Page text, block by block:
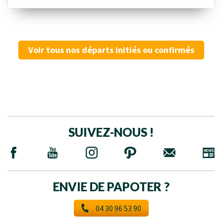
Voir tous nos départs initiés ou confirmés
SUIVEZ-NOUS !
ENVIE DE PAPOTER ?
04 30 96 53 90